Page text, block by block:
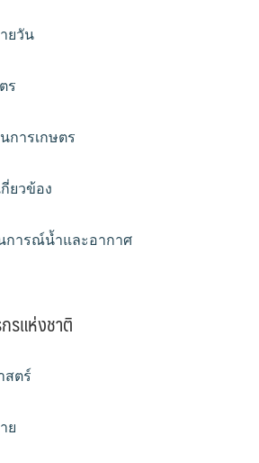
ยวัน
ร
การเกษตร
ยวข้อง
การณ์น้ำและอากาศ
รแห่งชาติ
สตร์
ย